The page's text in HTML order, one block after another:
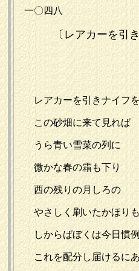
一〇四八
〔レアカーを引
一九二七
レアカーを引きナイフを
この砂畑に来て見れば
うら青い雪菜の列に
微かな春の霜も下り
西の残りの月しろの
やさしく刷いたかほりも
しからばぼくは今日慣例
これを配分し届けるにあ